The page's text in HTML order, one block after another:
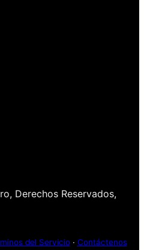
Derechos Reservados,
del Servicio· Contáctenos